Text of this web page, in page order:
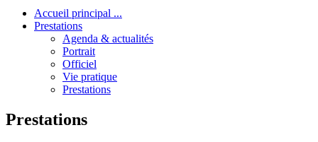
Accueil principal ...
Prestations
Agenda & actualités
Portrait
Officiel
Vie pratique
Prestations
Prestations